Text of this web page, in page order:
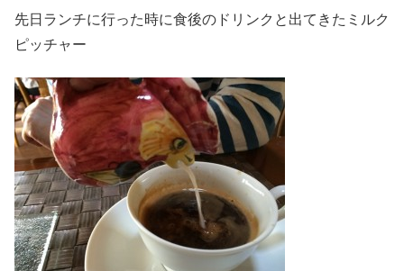
先日ランチに行った時に食後のドリンクと出てきたミルク
ピッチャー